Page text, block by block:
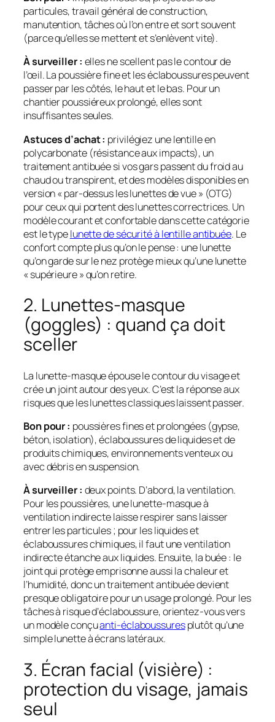
particules, travail général de construction,
manutention, tâches où l’on entre et sort souvent
(parce qu’elles se mettent et s’enlèvent vite).
À surveiller : elles ne scellent pas le contour de
l’œil. La poussière fine et les éclaboussures peuvent
passer par les côtés, le haut et le bas. Pour un
chantier poussiéreux prolongé, elles sont
insuffisantes seules.
Astuces d’achat : privilégiez une lentille en
polycarbonate (résistance aux impacts), un
traitementantibuéesi vos gars passent du froid au
chaud ou transpirent, et des modèles disponibles en
version « par-dessus les lunettes de vue » (OTG)
pour ceux qui portent des lunettes correctrices. Un
modèle courant et confortable dans cette catégorie
est le typelunette de sécurité à lentille antibuée. Le
confort compte plus qu’on le pense : une lunette
qu’on garde sur le nez protège mieux qu’une lunette
« supérieure » qu’on retire.
2. Lunettes-masque
(goggles) : quand ça doit
sceller
La lunette-masque épouse le contour du visage et
crée un joint autour des yeux. C’est la réponse aux
risques que les lunettes classiques laissent passer.
Bon pour : poussières fines et prolongées (gypse,
béton, isolation), éclaboussures de liquides et de
produits chimiques, environnements venteux ou
avec débris en suspension.
À surveiller : deux points. D’abord, laventilation.
Pour les poussières, une lunette-masque à
ventilation indirecte laisse respirer sans laisser
entrer les particules ; pour les liquides et
éclaboussures chimiques, il faut une ventilation
indirecte étanche aux liquides. Ensuite, la buée: le
joint qui protège emprisonne aussi la chaleur et
l’humidité, donc un traitement antibuée devient
presque obligatoire pour un usage prolongé. Pour les
tâches à risque d’éclaboussure, orientez-vous vers
un modèle conçuanti-éclaboussuresplutôt qu’une
simple lunette à écrans latéraux.
3. Écran facial (visière) :
protection du visage, jamais
seul